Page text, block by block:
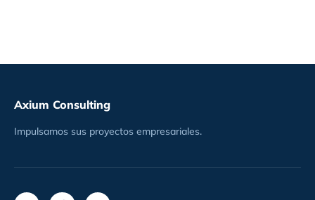
Axium Consulting
Impulsamos sus proyectos empresariales.